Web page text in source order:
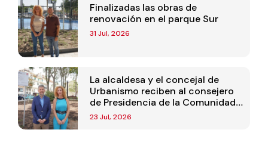
Finalizadas las obras de
renovación en el parque Sur
31 Jul, 2026
La alcaldesa y el concejal de
Urbanismo reciben al consejero
de Presidencia de la Comunidad
de Madrid
23 Jul, 2026